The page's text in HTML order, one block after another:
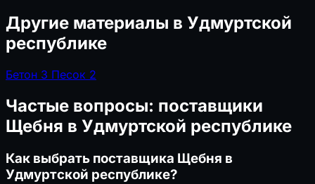
Другие материалы в Удмуртской
республике
Бетон 3 Песок 2
Частые вопросы: поставщики
Щебня в Удмуртской республике
Как выбрать поставщика Щебня в
Удмуртской республике?